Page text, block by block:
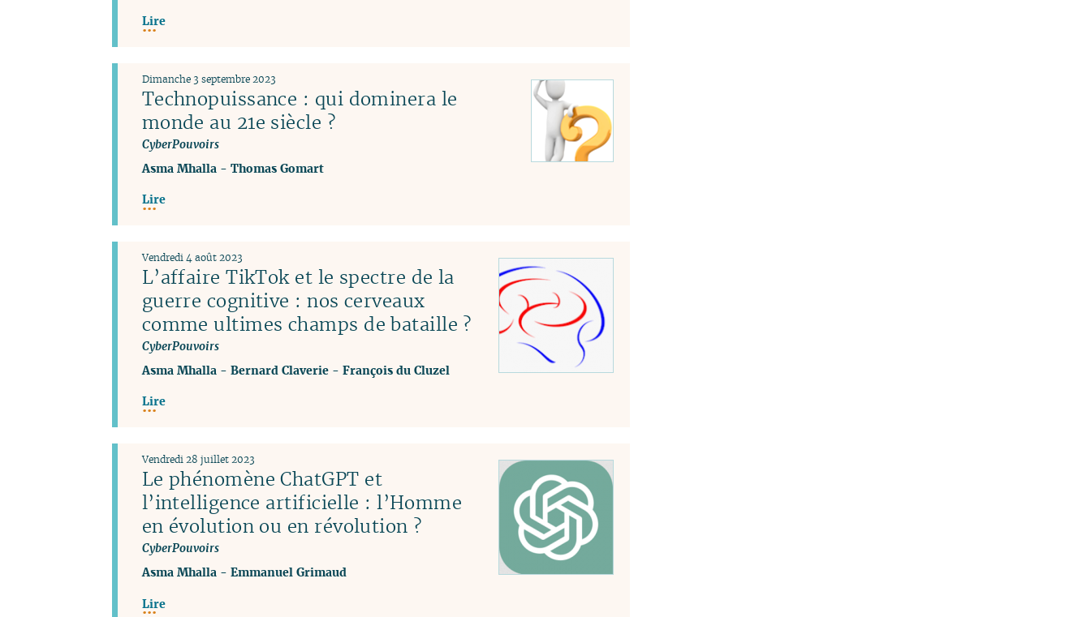
Lire
Technopuissance : qui dominera le
monde au 21e siècle ?
CyberPouvoirs
Dimanche 3 septembre 2023
Asma Mhalla - Thomas Gomart
Lire
L’affaire TikTok et le spectre de la
guerre cognitive : nos cerveaux
comme ultimes champs de bataille ?
CyberPouvoirs
Vendredi 4 août 2023
Asma Mhalla- Bernard Claverie- François du Cluzel
Lire
Le phénomène ChatGPT et
l’intelligence artificielle : l’Homme
en évolution ou en révolution ?
CyberPouvoirs
Vendredi 28 juillet 2023
Asma Mhalla- Emmanuel Grimaud
Lire